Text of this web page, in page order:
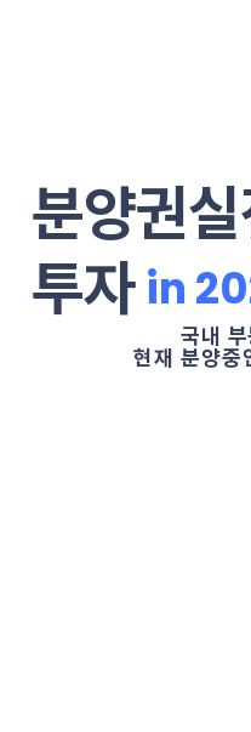
분양권
투자 |
국내
현재 분양중